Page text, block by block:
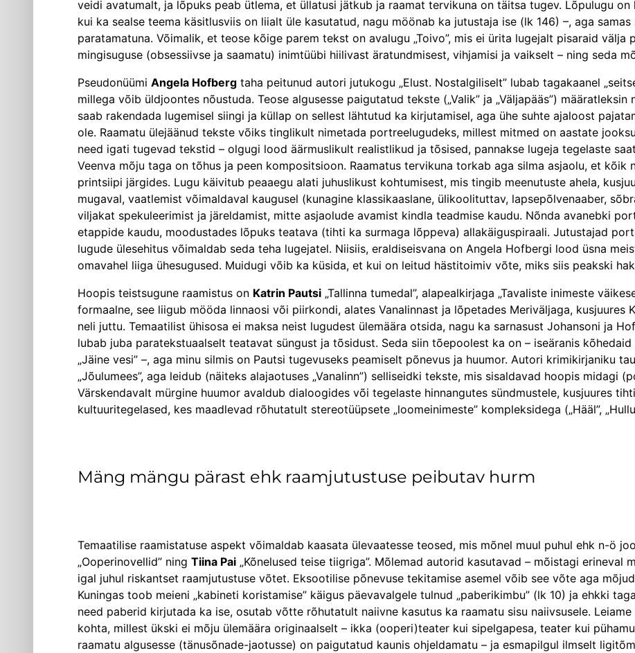
veidi avatumalt, ja lõpuks peab ütlema, et üllatusi jätkub ja raamat tervikuna on täitsa tugev. Lõpulugu
kui ka sealse teema käsitlusviis on liialt üle kasutatud, nagu möönab ka jutustaja ise (lk 146) –, aga
paratamatuna. Võimalik, et teose kõige parem tekst on avalugu „Toivo”, mis ei ürita lugejalt pisaraid
mingisuguse (obsessiivse ja saamatu) inimtüübi hiilivast äratundmisest, vihjamisi ja vaikselt – ning seda
Pseudonüümi Angela Hofberg taha peitunud autori jutukogu „Elust. Nostalgiliselt” lubab tagakaanel
millega võib üldjoontes nõustuda. Teose algusesse paigutatud tekste („Valik” ja „Väljapääs”)
saab rakendada lugemisel siingi ja küllap on sellest lähtutud ka kirjutamisel, aga ühe suhte ajaloost
ole. Raamatu ülejäänud tekste võiks tinglikult nimetada portreelugudeks, millest mitmed on aastate
need igati tugevad tekstid – olgugi lood äärmuslikult realistlikud ja tõsised, pannakse lugeja tegelaste
Veenva mõju taga on tõhus ja peen kompositsioon. Raamatus tervikuna torkab aga silma asjaolu, et kõik
printsiipi järgides. Lugu käivitub peaaegu alati juhuslikust kohtumisest, mis tingib meenutuste ahela,
mugaval, vaatlemist võimaldaval kaugusel (kunagine klassikaaslane, ülikoolituttav, lapsepõlvenaaber,
viljakat spekuleerimist ja järeldamist, mitte asjaolude avamist kindla teadmise kaudu. Nõnda avanebki
etappide kaudu, moodustades lõpuks teatava (tihti ka surmaga lõppeva) allakäiguspiraali. Jutustajad
lugude ülesehitus võimaldab seda teha lugejatel. Niisiis, eraldiseisvana on Angela Hofbergi lood üsna
omavahel liiga ühesugused. Muidugi võib ka küsida, et kui on leitud hästitoimiv võte, miks siis peakski
Hoopis teistsugune raamistus on Katrin Pautsi „Tallinna tumedal”, ala­pealkirjaga „Tavaliste inimeste
formaalne, see liigub mööda linnaosi või piirkondi, alates Vanalinnast ja lõpetades Meriväljaga, kusjuures
neli juttu. Temaatilist ühisosa ei maksa neist lugudest ülemäära otsida, nagu ka sarnasust Johansoni ja
lubab juba paratekstuaalselt teatavat süngust ja tõsidust. Seda siin tõepoolest ka on – iseäranis
„Jäine vesi” –, aga minu silmis on Pautsi tugevuseks peamiselt põnevus ja huumor. Autori krimi­kirjaniku
„Jõulumees”, aga leidub (näiteks ala­jaotuses „Vanalinn”) selliseidki tekste, mis sisaldavad hoopis midagi
Värskendavalt mürgine huumor avaldub dialoogides või tegelaste hinnangutes sündmustele, kusjuures
kultuuritegelased, kes maadlevad rõhutatult stereotüüpsete „loome­inimeste” kompleksidega („Hääl”,
Mäng mängu pärast ehk raamjutustuse peibutav hurm
Temaatilise raamistatuse aspekt võimaldab kaasata ülevaatesse teosed, mis mõnel muul puhul ehk n-ö
„Ooperinovellid” ning Tiina Pai „Kõnelused teise tiigriga”. Mõlemad autorid kasutavad – mõistagi erineval
igal juhul riskantset raamjutustuse võtet. Eksootilise põnevuse tekitamise asemel võib see võte aga
Kuningas toob meieni „kabineti koristamise” käigus päevavalgele tulnud „paberikimbu” (lk 10) ja ehkki
need paberid kirjutada ka ise, osutab võtte rõhutatult naiivne kasutus ka raamatu sisu naiivsusele.
kohta, millest ükski ei mõju ülemäära originaalselt – ikka (ooperi)teater kui sipelgapesa, teater kui
raamatu algusesse (tänusõnade-jaotusse) on paigutatud kaunis ohjeldamatu – ja esmapilgul ilmselt